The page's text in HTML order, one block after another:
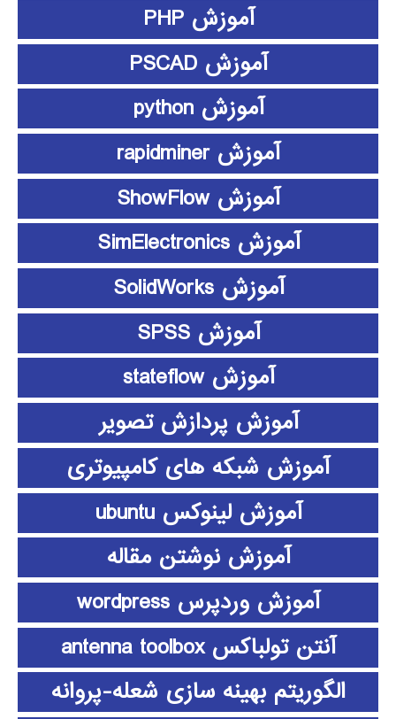
آموزش PHP
آموزش PSCAD
آموزش python
آموزش rapidminer
آموزش ShowFlow
آموزش SimElectronics
آموزش SolidWorks
آموزش SPSS
آموزش stateflow
آموزش پردازش تصویر
آموزش شبکه های کامپیوتری
آموزش لینوکس ubuntu
آموزش نوشتن مقاله
آموزش وردپرس wordpress
آنتن تولباکس antenna toolbox
الگوریتم بهینه سازی شعله-پروانه